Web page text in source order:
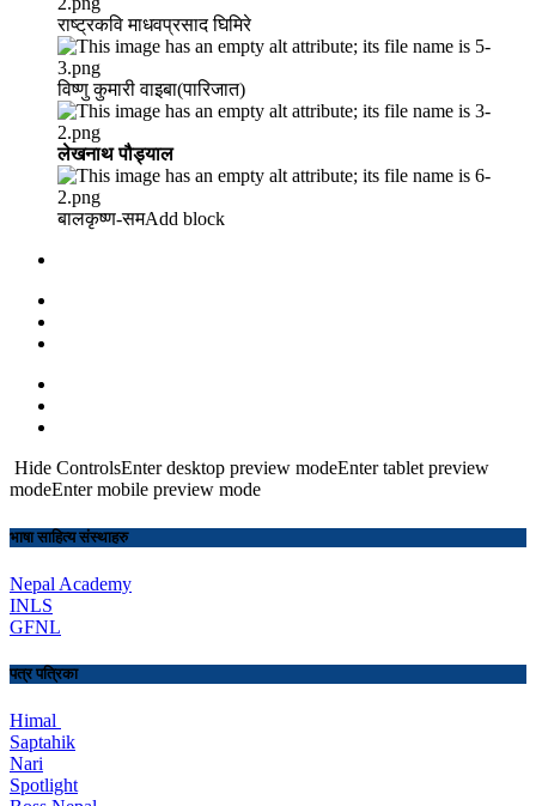
राष्ट्रकवि माधवप्रसाद घिमिरे
विष्णु कुमारी वाइबा(पारिजात)
लेखनाथ पौड्याल
बालकृष्ण-सम Add block
Hide ControlsEnter desktop preview modeEnter tablet preview
modeEnter mobile preview mode
भाषा साहित्य संस्थाहरु
Nepal Academy
INLS
GFNL
पत्र पत्रिका
Himal
Saptahik
Nari
Spotlight